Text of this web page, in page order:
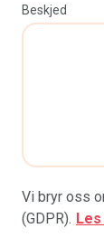
Beskjed
Vi bryr oss
(GDPR).